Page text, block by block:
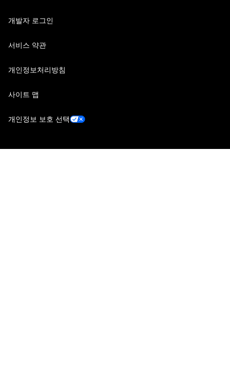
개발자 로그인
서비스 약관
개인정보처리방침
사이트 맵
개인정보 보호 선택